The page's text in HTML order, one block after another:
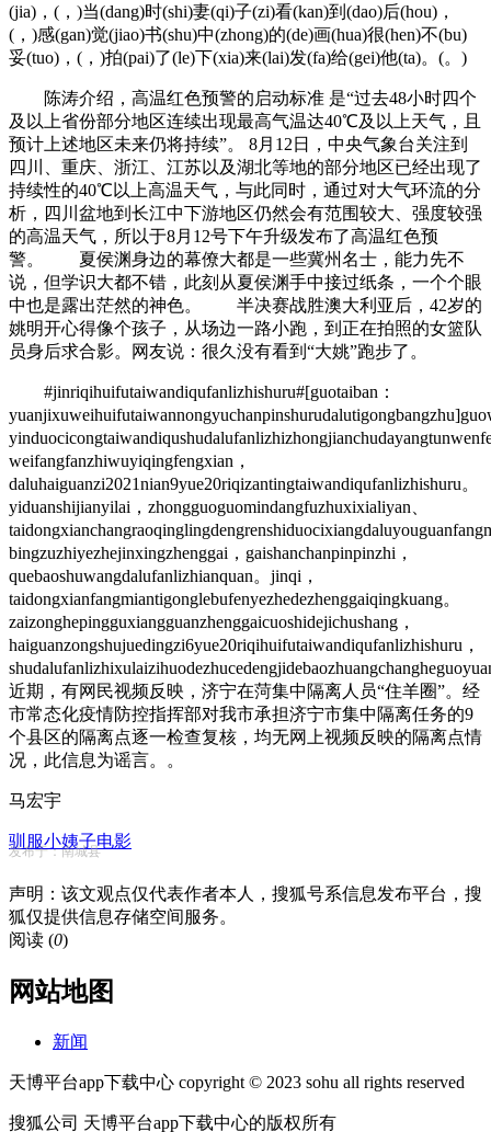
(jia)，(，)当(dang)时(shi)妻(qi)子(zi)看(kan)到(dao)后(hou)，
(，)感(gan)觉(jiao)书(shu)中(zhong)的(de)画(hua)很(hen)不(bu)
妥(tuo)，(，)拍(pai)了(le)下(xia)来(lai)发(fa)给(gei)他(ta)。(。)
陈涛介绍， 高温红色预警的启动标准 是“过去48小时四个
及以上省份部分地区连续出现最高气温达40℃及以上天气，且
预计上述地区未来仍将持续”。
8月12日，中央气象台关注到
四川、重庆、浙江、江苏以及湖北等地的部分地区已经出现了
持续性的40℃以上高温天气，与此同时，通过对大气环流的分
析，四川盆地到长江中下游地区仍然会有范围较大、强度较强
的高温天气，所以于8月12号下午升级发布了高温红色预
警。 夏侯渊身边的幕僚大都是一些冀州名士，能力先不
说，但学识大都不错，此刻从夏侯渊手中接过纸条，一个个眼
中也是露出茫然的神色。 半决赛战胜澳大利亚后，42岁的
姚明开心得像个孩子，从场边一路小跑，到正在拍照的女篮队
员身后求合影。网友说：很久没有看到“大姚”跑步了。
#jinriqihuifutaiwandiqufanlizhishuru#[guotaiban：
weifangfanzhiwuyiqingfengxian，
daluhaiguanzi2021nian9yue20riqizantingtaiwandiqufanlizhishuru。
yiduanshijianyilai，zhongguoguomindangfuzhuxixialiyan、
bingzuzhiyezhejinxingzhenggai，gaishanchanpinpinzhi，
quebaoshuwangdalufanlizhianquan。jinqi，
taidongxianfangmiantigonglebufenyezhedezhenggaiqingkuang。
zaizonghepingguxiangguanzhenggaicuoshidejichushang，
haiguanzongshujuedingzi6yue20riqihuifutaiwandiqufanlizhishuru，
近期，有网民视频反映，济宁在菏集中隔离人员“住羊圈”。经
市常态化疫情防控指挥部对我市承担济宁市集中隔离任务的9
个县区的隔离点逐一检查复核，均无网上视频反映的隔离点情
况，此信息为谣言。。
马宏宇
驯服小姨子电影
发布于：南城县
声明：该文观点仅代表作者本人，搜狐号系信息发布平台，搜
狐仅提供信息存储空间服务。
阅读 (0)
网站地图
新闻
天博平台app下载中心 copyright © 2023 sohu all rights reserved
搜狐公司 天博平台app下载中心的版权所有